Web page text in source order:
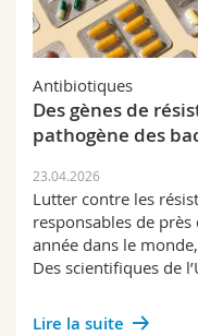
Antibiotiques
Des gènes de
pathogène des
23.04.2026
Lutter contre les
responsables de
année dans le
Des scientifiques de
Lire la suite